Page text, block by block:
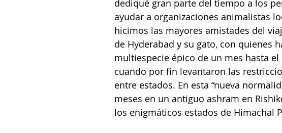
dediqué gran parte del tiempo a los
ayudar a organizaciones animalistas
hicimos las mayores amistades del
de Hyderabad y su gato, con quienes
multiespecie épico de un mes hasta
cuando por fin levantaron las
entre estados. En esta “nueva
meses en un antiguo ashram en
los enigmáticos estados de Himachal